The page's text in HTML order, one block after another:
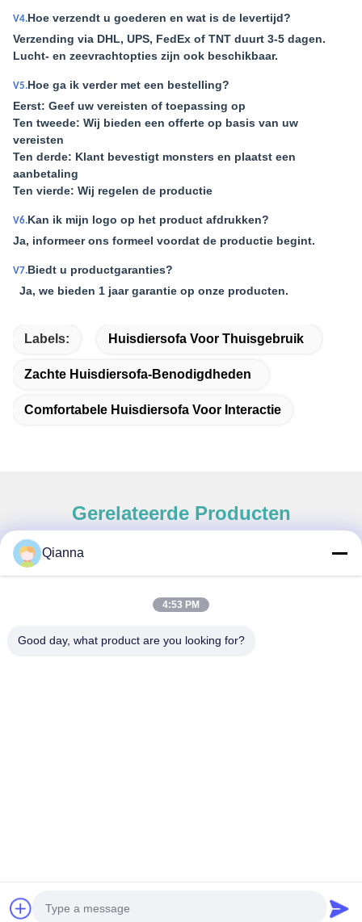
V4.Hoe verzendt u goederen en wat is de levertijd?
Verzending via DHL, UPS, FedEx of TNT duurt 3-5 dagen.
Lucht- en zeevrachtopties zijn ook beschikbaar.
V5.Hoe ga ik verder met een bestelling?
Eerst: Geef uw vereisten of toepassing op
Ten tweede: Wij bieden een offerte op basis van uw
vereisten
Ten derde: Klant bevestigt monsters en plaatst een
aanbetaling
Ten vierde: Wij regelen de productie
V6.Kan ik mijn logo op het product afdrukken?
Ja, informeer ons formeel voordat de productie begint.
V7.Biedt u productgaranties?
Ja, we bieden 1 jaar garantie op onze producten.
Labels: Huisdiersofa Voor Thuisgebruik
Zachte Huisdiersofa-Benodigdheden
Comfortabele Huisdiersofa Voor Interactie
Gerelateerde Producten
Adres
Yuesheng Import and Export Trading Co., Ltd. Allemaal. Alle
rechten voorbehouden.
Qianna
4:53 PM
Good day, what product are you looking for?